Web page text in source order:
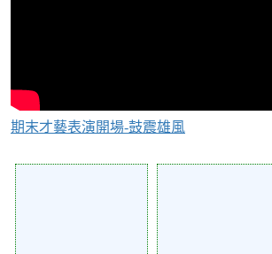
期末才藝表演開場-鼓震雄風